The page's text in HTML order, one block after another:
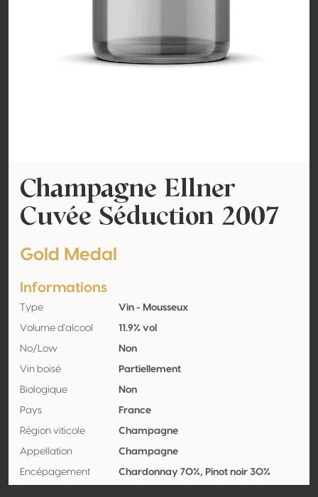
Champagne Ellner
Cuvée Séduction 2007
Gold Medal
Informations
Type Vin - Mousseux
Volume d'alcool 11.9% vol
No/Low Non
Vin boisé Partiellement
Biologique Non
Pays France
Région viticole Champagne
Appellation Champagne
Encépagement Chardonnay 70%, Pinot noir 30%